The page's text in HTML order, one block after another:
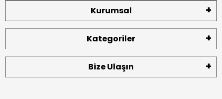
Kurumsal
Kategoriler
Bize Ulaşın